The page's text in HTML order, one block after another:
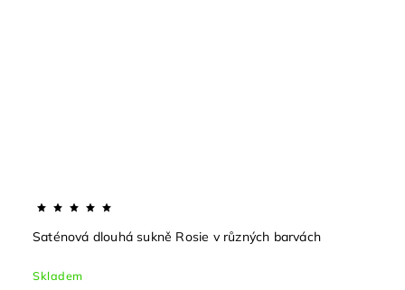
Saténová dlouhá sukně Rosie v různých barvách
Skladem